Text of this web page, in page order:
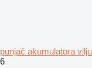
punjač akumulatora
6